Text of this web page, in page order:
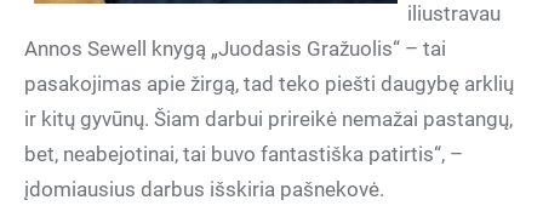
iliustravau
Annos Sewell knygą „Juodasis Gražuolis“ – tai
pasakojimas apie žirgą, tad teko piešti daugybę arklių
ir kitų gyvūnų. Šiam darbui prireikė nemažai pastangų,
bet, neabejotinai, tai buvo fantastiška patirtis“, –
įdomiausius darbus išskiria pašnekovė.